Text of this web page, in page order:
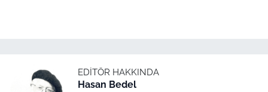
EDITÖR HAKKINDA
Hasan Bedel